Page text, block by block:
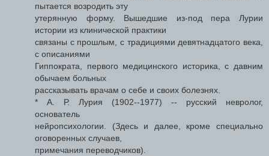
пытается возродить эту
утерянную форму. Вышедшие из-под пера Лурии
истории из клинической практики
связаны с прошлым, с традициями девятнадцатого века,
с описаниями
Гиппократа, первого медицинского историка, с давним
обычаем больных
рассказывать врачам о себе и своих болезнях.
* А. Р. Лурия (1902--1977) -- русский невролог,
основатель
нейропсихологии. (Здесь и далее, кроме специально
оговоренных случаев,
примечания переводчиков).